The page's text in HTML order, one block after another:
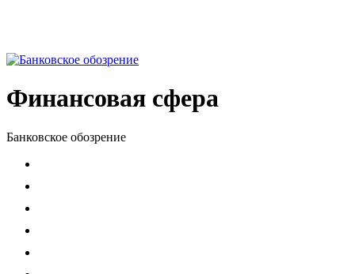
Финансовая сфера
Банковское обозрение